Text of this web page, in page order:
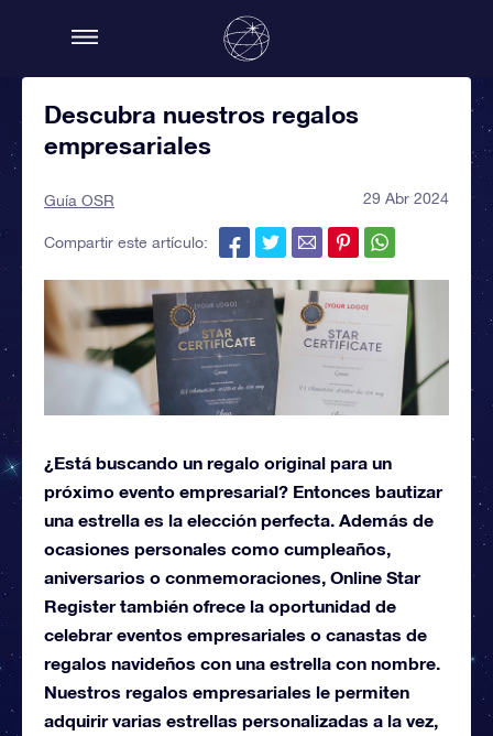
Descubra nuestros regalos
empresariales
Guía OSR 29 Abr 2024
Compartir este artículo:
¿Está buscando un regalo original para un
próximo evento empresarial? Entonces bautizar
una estrella es la elección perfecta. Además de
ocasiones personales como cumpleaños,
aniversarios o conmemoraciones, Online Star
Register también ofrece la oportunidad de
celebrar eventos empresariales o canastas de
regalos navideños con una estrella con nombre.
Nuestros regalos empresariales le permiten
adquirir varias estrellas personalizadas a la vez,